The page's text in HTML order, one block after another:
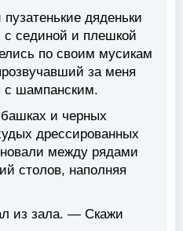
дяденьки
сединой и плешкой
по своим мусикам
за меня
с шампанским.
и черных
дрессированных
между рядами
столов, наполняя
из зала. — Скажи